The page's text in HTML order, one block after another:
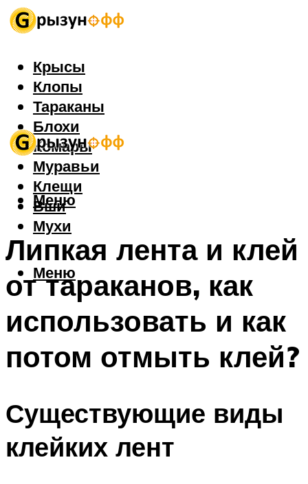
Крысы
Клопы
Тараканы
Блохи
Комары
Муравьи
Клещи
Вши
Мухи
Меню
Меню
Липкая лента и клей
от тараканов, как
использовать и как
потом отмыть клей?
Существующие виды
клейких лент